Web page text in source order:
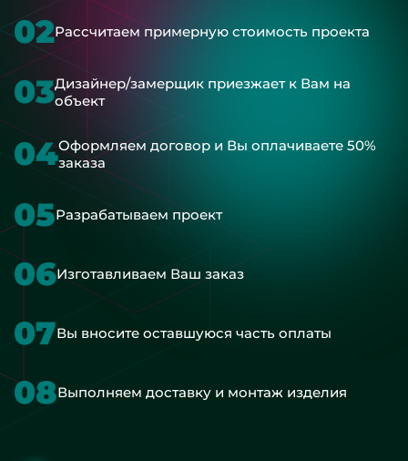
02Рассчитаем примерную стоимость проекта
03Дизайнер/замерщик приезжает к Вам на
объект
04Оформляем договор и Вы оплачиваете 50%
заказа
05Разрабатываем проект
06Изготавливаем Ваш заказ
07Вы вносите оставшуюся часть оплаты
08Выполняем доставку и монтаж изделия